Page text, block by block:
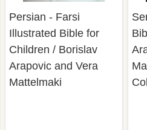
Persian - Farsi
Illustrated Bible for
Children / Borislav
Arapovic and Vera
Mattelmaki